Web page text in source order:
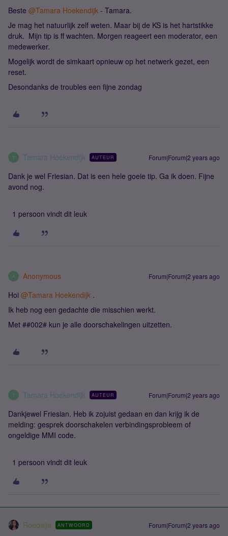
Beste @Tamara Hoekendijk - Tamara.
Je mag het natuurlijk zelf weten. Maar bij de KS is het hartstikke
druk. Mijn tip is ff wachten. Morgen reageert een moderator, een
medewerker.
Mogelijk wordt de simkaart opnieuw op het netwerk gezet, een
reset.
Desondanks de troubles een fijne zondag
T Tamara Hoekendijk AUTEUR Forum|Forum|2 years ago
Dank je wel Friesian. Dat is een hele goeie tip. Ga ik doen. Fijne
avond nog.
1 persoon vindt dit leuk
A Anonymous Forum|Forum|2 years ago
Hoi @Tamara Hoekendijk .
Ik heb nog een gedachte die misschien werkt.
Met ##002# kun je alle doorschakelingen uitzetten.
T Tamara Hoekendijk AUTEUR Forum|Forum|2 years ago
Dankjewel Friesian. Heb ik zojuist gedaan en dan krijg ik de
melding: gesprek doorschakelen verbindingsprobleem of
ongeldige MMI code.
1 persoon vindt dit leuk
Roeqajja ANTWOORD Forum|Forum|2 years ago